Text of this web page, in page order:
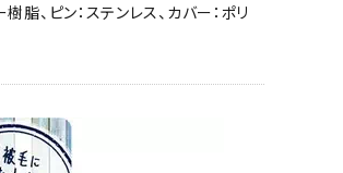
脂、ピン：ステンレス、カバー：ポリ